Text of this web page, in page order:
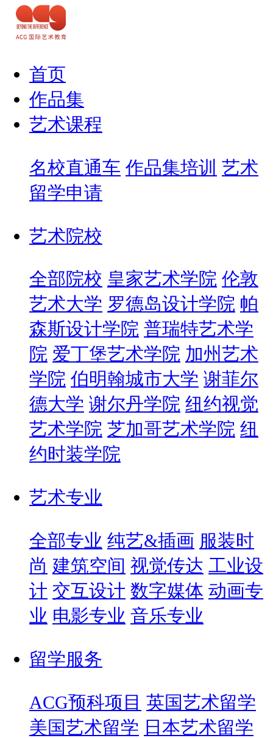
首页
作品集
艺术课程
名校直通车 作品集培训 艺术
留学申请
艺术院校
全部院校 皇家艺术学院 伦敦
艺术大学 罗德岛设计学院 帕
森斯设计学院 普瑞特艺术学
院 爱丁堡艺术学院 加州艺术
学院 伯明翰城市大学 谢菲尔
德大学 谢尔丹学院 纽约视觉
艺术学院 芝加哥艺术学院 纽
约时装学院
艺术专业
全部专业 纯艺&插画 服装时
尚 建筑空间 视觉传达 工业设
计 交互设计 数字媒体 动画专
业 电影专业 音乐专业
留学服务
ACG预科项目 英国艺术留学
美国艺术留学 日本艺术留学